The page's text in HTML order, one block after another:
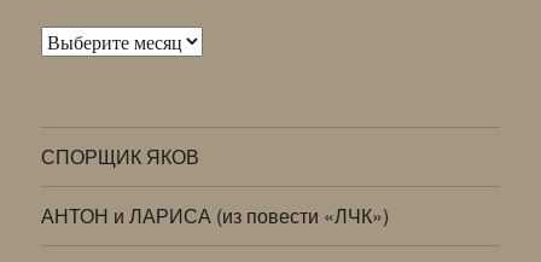
Архивы
СПОРЩИК ЯКОВ
АНТОН и ЛАРИСА (из повести «ЛЧК»)